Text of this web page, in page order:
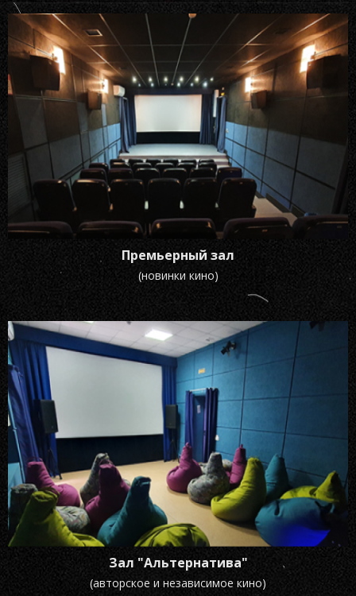
Премьерный зал
(новинки кино)
Зал "Альтернатива"
(авторское и независимое кино)